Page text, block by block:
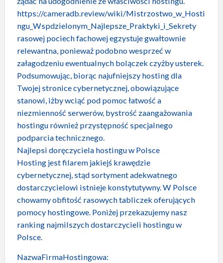
https://cameradb.review/wiki/Mistrzostwo_w_Hosti
ngu_Wspdzielonym_Najlepsze_Praktyki_i_Sekrety
rasowej pociech fachowej egzystuje gwałtownie
relewantna, ponieważ podobno wesprzeć w
załagodzeniu ewentualnych bolączek czyżby usterek.
Podsumowując, biorąc najufniejszy hosting dla
Twojej stronice cybernetycznej, obowiązujące
stanowi, iżby wciąć pod pomoc łatwość a
niezmienność serwerów, bystrość zaangażowania
hostingu również przystępność specjalnego
podparcia technicznego.
Najlepsi doręczyciela hostingu w Polsce
Hosting jest filarem jakiejś krawędzie
cybernetycznej, stąd sortyment adekwatnego
dostarczycielowi istnieje konstytutywny. W Polsce
chowamy obfitość rasowych tabliczek oferujących
pomocy hostingowe. Poniżej przekazujemy nasz
ranking najmilszych dostarczycieli hostingu w
Polsce.
NazwaFirmaHostingowa: